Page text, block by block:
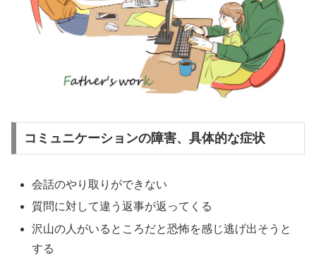
コミュニケーションの障害、具体的な症状
会話のやり取りができない
質問に対して違う返事が返ってくる
沢山の人がいるところだと恐怖を感じ逃げ出そうと
する